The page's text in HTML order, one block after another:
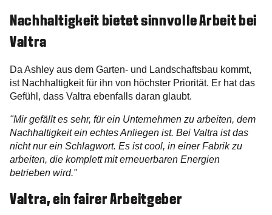
Nachhaltigkeit bietet sinnvolle Arbeit bei
Valtra
Da Ashley aus dem Garten- und Landschaftsbau kommt,
ist Nachhaltigkeit für ihn von höchster Priorität. Er hat das
Gefühl, dass Valtra ebenfalls daran glaubt.
"Mir gefällt es sehr, für ein Unternehmen zu arbeiten, dem
Nachhaltigkeit ein echtes Anliegen ist. Bei Valtra ist das
nicht nur ein Schlagwort. Es ist cool, in einer Fabrik zu
arbeiten, die komplett mit erneuerbaren Energien
betrieben wird."
Valtra, ein fairer Arbeitgeber